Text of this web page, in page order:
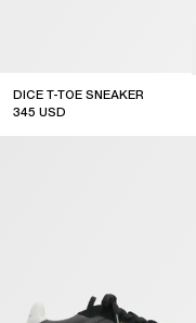
DICE T-TOE SNEAKER
345 USD